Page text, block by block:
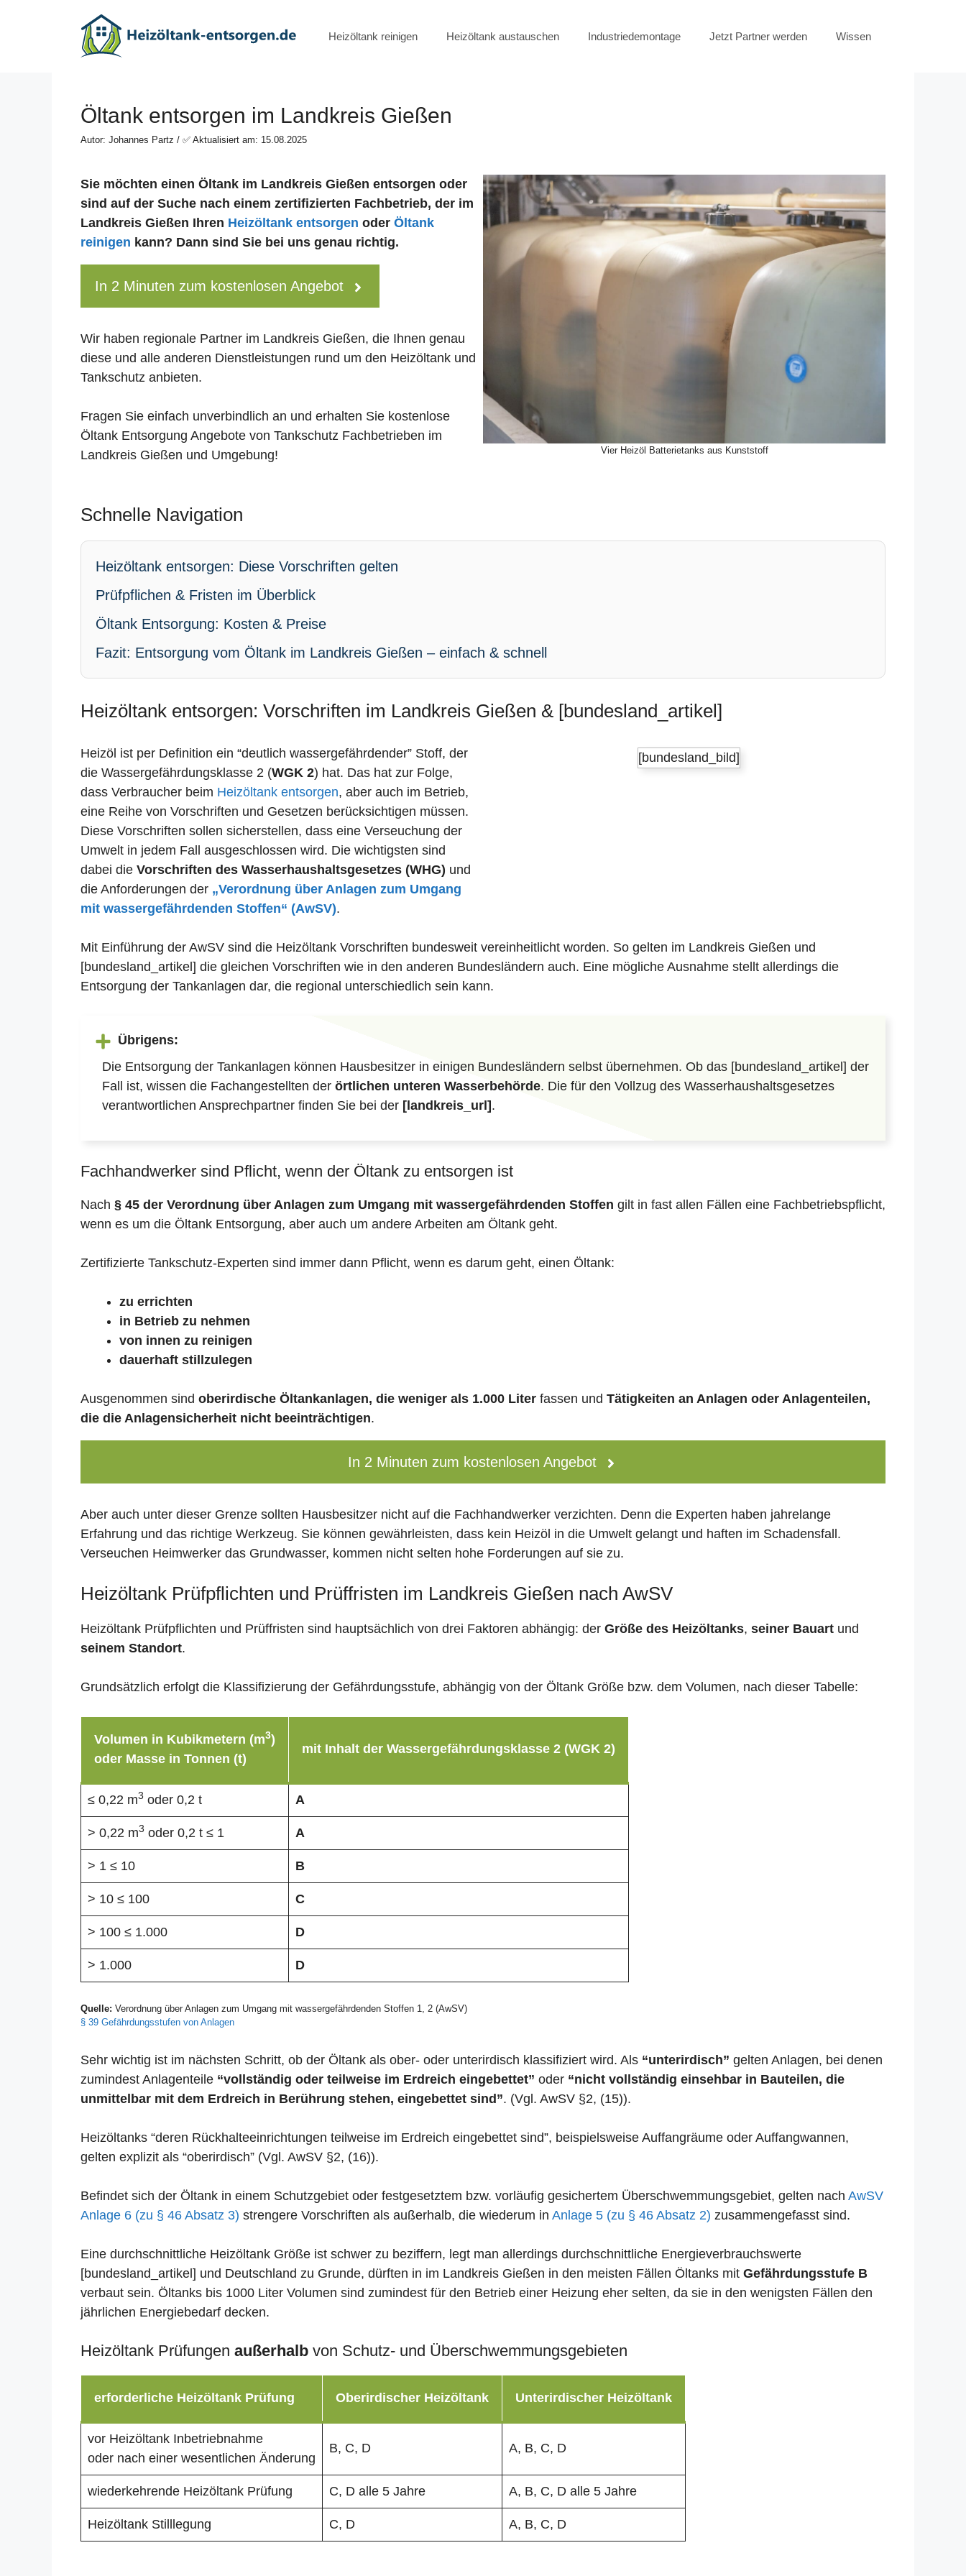
Heizöltank reinigen Heizöltank austauschen Industriedemontage Jetzt Partner werden Wissen
Öltank entsorgen im Landkreis Gießen
Autor: Johannes Partz / ✅ Aktualisiert am: 15.08.2025
Sie möchten einen Öltank im Landkreis Gießen entsorgen oder
sind auf der Suche nach einem zertifizierten Fachbetrieb, der im
Landkreis Gießen Ihren Heizöltank entsorgen oder Öltank
reinigen kann? Dann sind Sie bei uns genau richtig.
In 2 Minuten zum kostenlosen Angebot
Wir haben regionale Partner im Landkreis Gießen, die Ihnen genau
diese und alle anderen Dienstleistungen rund um den Heizöltank und
Tankschutz anbieten.
Fragen Sie einfach unverbindlich an und erhalten Sie kostenlose
Öltank Entsorgung Angebote von Tankschutz Fachbetrieben im
Landkreis Gießen und Umgebung!
Vier Heizöl Batterietanks aus Kunststoff
Schnelle Navigation
Heizöltank entsorgen: Diese Vorschriften gelten
Prüfpflichen & Fristen im Überblick
Öltank Entsorgung: Kosten & Preise
Fazit: Entsorgung vom Öltank im Landkreis Gießen – einfach & schnell
Heizöltank entsorgen: Vorschriften im Landkreis Gießen & [bundesland_artikel]
Heizöl ist per Definition ein “deutlich wassergefährdender” Stoff, der
die Wassergefährdungsklasse 2 (WGK 2) hat. Das hat zur Folge,
dass Verbraucher beim Heizöltank entsorgen, aber auch im Betrieb,
eine Reihe von Vorschriften und Gesetzen berücksichtigen müssen.
Diese Vorschriften sollen sicherstellen, dass eine Verseuchung der
Umwelt in jedem Fall ausgeschlossen wird. Die wichtigsten sind
dabei die Vorschriften des Wasserhaushaltsgesetzes (WHG) und
die Anforderungen der „Verordnung über Anlagen zum Umgang
mit wassergefährdenden Stoffen“ (AwSV).
[bundesland_bild]
Mit Einführung der AwSV sind die Heizöltank Vorschriften bundesweit vereinheitlicht worden. So gelten im Landkreis Gießen und
[bundesland_artikel] die gleichen Vorschriften wie in den anderen Bundesländern auch. Eine mögliche Ausnahme stellt allerdings die
Entsorgung der Tankanlagen dar, die regional unterschiedlich sein kann.
Übrigens:
Die Entsorgung der Tankanlagen können Hausbesitzer in einigen Bundesländern selbst übernehmen. Ob das [bundesland_artikel] der
Fall ist, wissen die Fachangestellten der örtlichen unteren Wasserbehörde. Die für den Vollzug des Wasserhaushaltsgesetzes
verantwortlichen Ansprechpartner finden Sie bei der [landkreis_url].
Fachhandwerker sind Pflicht, wenn der Öltank zu entsorgen ist
Nach § 45 der Verordnung über Anlagen zum Umgang mit wassergefährdenden Stoffen gilt in fast allen Fällen eine Fachbetriebspflicht,
wenn es um die Öltank Entsorgung, aber auch um andere Arbeiten am Öltank geht.
Zertifizierte Tankschutz-Experten sind immer dann Pflicht, wenn es darum geht, einen Öltank:
zu errichten
in Betrieb zu nehmen
von innen zu reinigen
dauerhaft stillzulegen
Ausgenommen sind oberirdische Öltankanlagen, die weniger als 1.000 Liter fassen und Tätigkeiten an Anlagen oder Anlagenteilen,
die die Anlagensicherheit nicht beeinträchtigen.
In 2 Minuten zum kostenlosen Angebot
Aber auch unter dieser Grenze sollten Hausbesitzer nicht auf die Fachhandwerker verzichten. Denn die Experten haben jahrelange
Erfahrung und das richtige Werkzeug. Sie können gewährleisten, dass kein Heizöl in die Umwelt gelangt und haften im Schadensfall.
Verseuchen Heimwerker das Grundwasser, kommen nicht selten hohe Forderungen auf sie zu.
Heizöltank Prüfpflichten und Prüffristen im Landkreis Gießen nach AwSV
Heizöltank Prüfpflichten und Prüffristen sind hauptsächlich von drei Faktoren abhängig: der Größe des Heizöltanks, seiner Bauart und
seinem Standort.
Grundsätzlich erfolgt die Klassifizierung der Gefährdungsstufe, abhängig von der Öltank Größe bzw. dem Volumen, nach dieser Tabelle:
Volumen in Kubikmetern (m3)
oder Masse in Tonnen (t)
mit Inhalt der Wassergefährdungsklasse 2 (WGK 2)
≤ 0,22 m3 oder 0,2 t A
> 0,22 m3 oder 0,2 t ≤ 1 A
> 1 ≤ 10 B
> 10 ≤ 100 C
> 100 ≤ 1.000 D
> 1.000 D
Quelle: Verordnung über Anlagen zum Umgang mit wassergefährdenden Stoffen 1, 2 (AwSV)
§ 39 Gefährdungsstufen von Anlagen
Sehr wichtig ist im nächsten Schritt, ob der Öltank als ober- oder unterirdisch klassifiziert wird. Als “unterirdisch” gelten Anlagen, bei denen
zumindest Anlagenteile “vollständig oder teilweise im Erdreich eingebettet” oder “nicht vollständig einsehbar in Bauteilen, die
unmittelbar mit dem Erdreich in Berührung stehen, eingebettet sind”. (Vgl. AwSV §2, (15)).
Heizöltanks “deren Rückhalteeinrichtungen teilweise im Erdreich eingebettet sind”, beispielsweise Auffangräume oder Auffangwannen,
gelten explizit als “oberirdisch” (Vgl. AwSV §2, (16)).
Befindet sich der Öltank in einem Schutzgebiet oder festgesetztem bzw. vorläufig gesichertem Überschwemmungsgebiet, gelten nach AwSV
Anlage 6 (zu § 46 Absatz 3) strengere Vorschriften als außerhalb, die wiederum in Anlage 5 (zu § 46 Absatz 2) zusammengefasst sind.
Eine durchschnittliche Heizöltank Größe ist schwer zu beziffern, legt man allerdings durchschnittliche Energieverbrauchswerte
[bundesland_artikel] und Deutschland zu Grunde, dürften in im Landkreis Gießen in den meisten Fällen Öltanks mit Gefährdungsstufe B
verbaut sein. Öltanks bis 1000 Liter Volumen sind zumindest für den Betrieb einer Heizung eher selten, da sie in den wenigsten Fällen den
jährlichen Energiebedarf decken.
Heizöltank Prüfungen außerhalb von Schutz- und Überschwemmungsgebieten
erforderliche Heizöltank Prüfung Oberirdischer Heizöltank Unterirdischer Heizöltank
vor Heizöltank Inbetriebnahme
oder nach einer wesentlichen Änderung
B, C, D A, B, C, D
wiederkehrende Heizöltank Prüfung C, D alle 5 Jahre A, B, C, D alle 5 Jahre
Heizöltank Stilllegung C, D A, B, C, D